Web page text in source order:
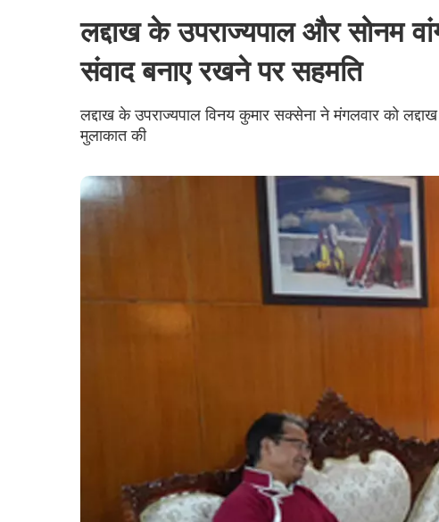
लद्दाख के उपराज्यपाल और सोनम
संवाद बनाए रखने पर सहमति
लद्दाख के उपराज्यपाल विनय कुमार सक्सेना ने मंगलवार को
मुलाकात की